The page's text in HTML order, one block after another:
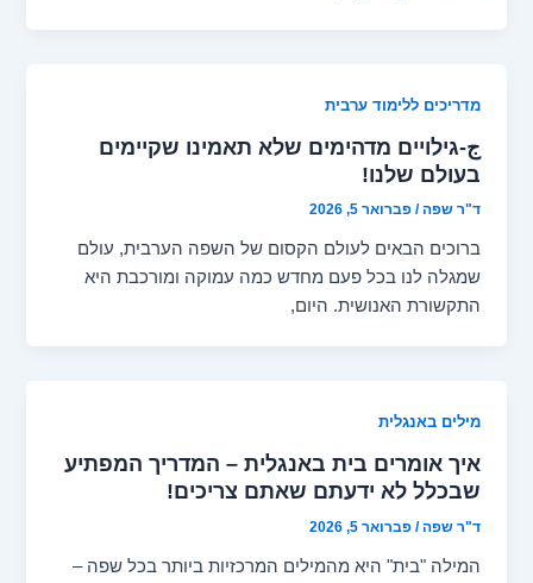
מדריכים ללימוד ערבית
ج-גילויים מדהימים שלא תאמינו שקיימים
בעולם שלנו!
ד"ר שפה/פברואר 5, 2026
ברוכים הבאים לעולם הקסום של השפה הערבית, עולם
שמגלה לנו בכל פעם מחדש כמה עמוקה ומורכבת היא
התקשורת האנושית. היום,
מילים באנגלית
איך אומרים בית באנגלית – המדריך המפתיע
שבכלל לא ידעתם שאתם צריכים!
ד"ר שפה/פברואר 5, 2026
המילה "בית" היא מהמילים המרכזיות ביותר בכל שפה –